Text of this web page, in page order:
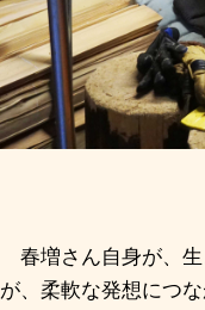
春増さん自身が、生
が、柔軟な発想につ